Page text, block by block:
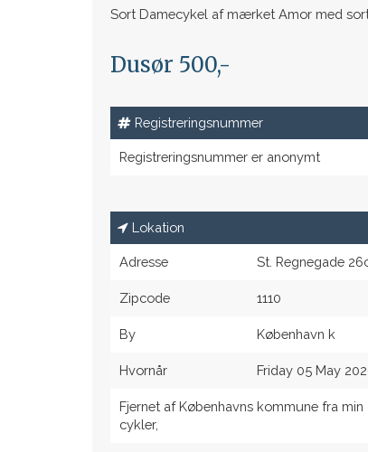
Sort Damecykel af mærket Amor med
Dusør 500,-
Registreringsnummer
Registreringsnummer er anonymt
Lokation
Adresse St. Regnegade
Zipcode 1110
By København k
Hvornår Friday 05 May
Fjernet af Københavns kommune fra
cykler,